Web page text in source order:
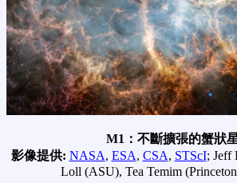
M1：不斷擴張的蟹狀
影像提供: NASA, ESA, CSA, STScI; Jeff
Loll (ASU), Tea Temim